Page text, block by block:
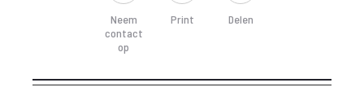
€ 140,-.€ 75,-.
Neem
contact
op
Print Delen